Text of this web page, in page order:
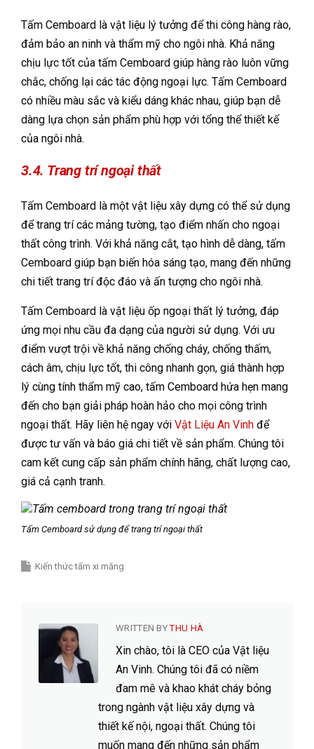
Tấm Cemboard là vật liệu lý tưởng để thi công hàng rào,
đảm bảo an ninh và thẩm mỹ cho ngôi nhà. Khả năng
chịu lực tốt của tấm Cemboard giúp hàng rào luôn vững
chắc, chống lại các tác động ngoại lực. Tấm Cemboard
có nhiều màu sắc và kiểu dáng khác nhau, giúp bạn dễ
dàng lựa chọn sản phẩm phù hợp với tổng thể thiết kế
của ngôi nhà.
3.4. Trang trí ngoại thất
Tấm Cemboard là một vật liệu xây dựng có thể sử dụng
để trang trí các mảng tường, tạo điểm nhấn cho ngoại
thất công trình. Với khả năng cắt, tạo hình dễ dàng, tấm
Cemboard giúp bạn biến hóa sáng tạo, mang đến những
chi tiết trang trí độc đáo và ấn tượng cho ngôi nhà.
Tấm Cemboard là vật liệu ốp ngoại thất lý tưởng, đáp
ứng mọi nhu cầu đa dạng của người sử dụng. Với ưu
điểm vượt trội về khả năng chống cháy, chống thấm,
cách âm, chịu lực tốt, thi công nhanh gọn, giá thành hợp
lý cùng tính thẩm mỹ cao, tấm Cemboard hứa hẹn mang
đến cho bạn giải pháp hoàn hảo cho mọi công trình
ngoại thất. Hãy liên hệ ngay với Vật Liệu An Vinh để
được tư vấn và báo giá chi tiết về sản phẩm. Chúng tôi
cam kết cung cấp sản phẩm chính hãng, chất lượng cao,
giá cả cạnh tranh.
Tấm Cemboard sử dụng để trang trí ngoại thất
Kiến thức tấm xi măng
WRITTEN BYTHU HÀ
Xin chào, tôi là CEO của Vật liệu
An Vinh. Chúng tôi đã có niềm
đam mê và khao khát cháy bỏng
trong ngành vật liệu xây dựng và
thiết kế nội, ngoại thất. Chúng tôi
muốn mang đến những sản phẩm